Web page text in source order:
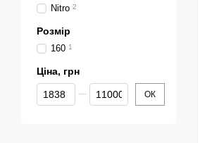
Nitro 2
Розмір
160 1
Ціна, грн
Від Ціна, грн
До Ціна, грн ОК